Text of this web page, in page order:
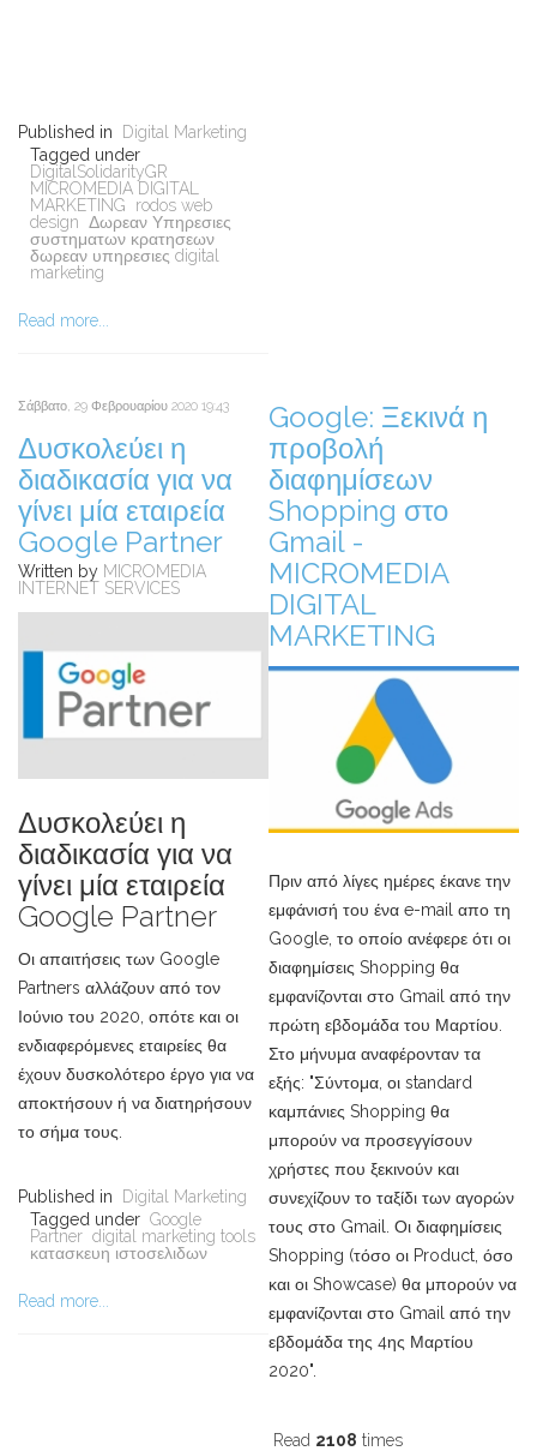
Published in
Digital Marketing
Tagged under
DigitalSolidarityGR
MICROMEDIA DIGITAL
MARKETING
rodos web
design Δωρεαν Υπηρεσιες
συστηματων κρατησεων
δωρεαν υπηρεσιες digital
marketing
Read more...
Σάββατο, 29 Φεβρουαρίου 2020 19:43
Δυσκολεύει η
διαδικασία για να
γίνει μία εταιρεία
Google Partner
Written by MICROMEDIA
INTERNET SERVICES
Δυσκολεύει η
διαδικασία για να
γίνει μία εταιρεία
Google Partner
Οι απαιτήσεις των Google
Partners αλλάζουν από τον
Ιούνιο του 2020, οπότε και οι
ενδιαφερόμενες εταιρείες θα
έχουν δυσκολότερο έργο για να
αποκτήσουν ή να διατηρήσουν
το σήμα τους.
Published in
Digital Marketing
Tagged under Google
Partner digital marketing tools
κατασκευη ιστοσελιδων
Read more...
Google: Ξεκινά η
προβολή
διαφημίσεων
Shopping στο
Gmail -
MICROMEDIA
DIGITAL
MARKETING
Πριν από λίγες ημέρες έκανε την
εμφάνισή του ένα e-mail απο τη
Google, το οποίο ανέφερε ότι οι
διαφημίσεις Shopping θα
εμφανίζονται στο Gmail από την
πρώτη εβδομάδα του Μαρτίου.
Στο μήνυμα αναφέρονταν τα
εξής: "Σύντομα, οι standard
καμπάνιες Shopping θα
μπορούν να προσεγγίσουν
χρήστες που ξεκινούν και
συνεχίζουν το ταξίδι των αγορών
τους στο Gmail. Οι διαφημίσεις
Shopping (τόσο οι Product, όσο
και οι Showcase) θα μπορούν να
εμφανίζονται στο Gmail από την
εβδομάδα της 4ης Μαρτίου
2020".
Read 2108 times